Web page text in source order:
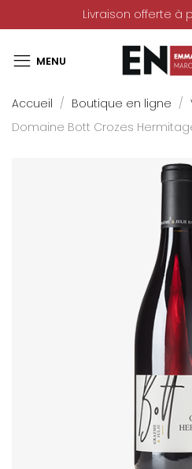
Livraison offerte à
Accueil Boutique en ligne
Domaine Bott Crozes